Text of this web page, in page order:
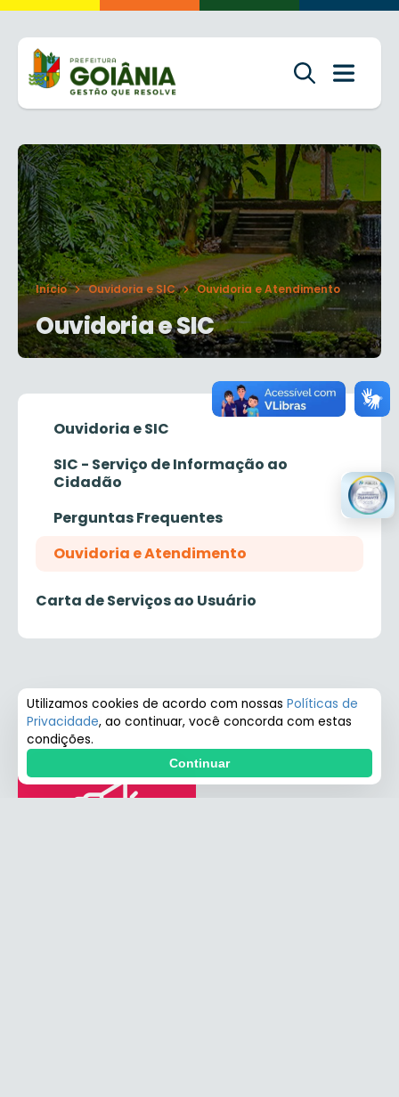
Início Ouvidoria e SIC Ouvidoria e Atendimento
Ouvidoria e SIC
Ouvidoria e SIC
SIC - Serviço de Informação ao
Cidadão
Perguntas Frequentes
Ouvidoria e Atendimento
Carta de Serviços ao Usuário
Ouvidoria e Atendimento
Utilizamos cookies de acordo com nossas Políticas de
Privacidade, ao continuar, você concorda com estas
condições.
Continuar